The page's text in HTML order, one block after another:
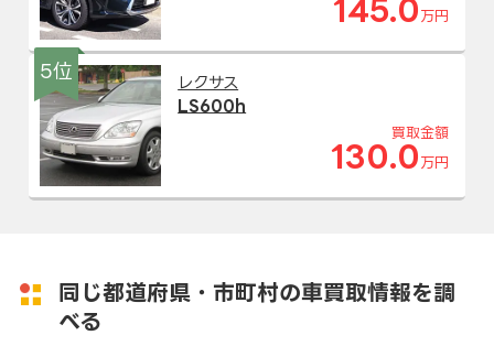
145.0 万円
5位
レクサス
LS600h
買取金額
130.0 万円
同じ都道府県・市町村の車買取情報を調
べる